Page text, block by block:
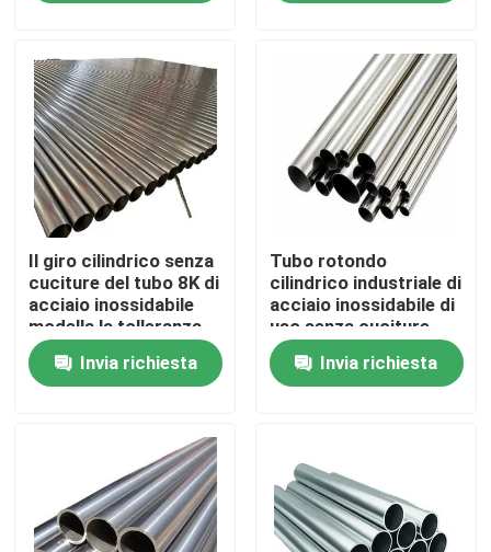
Contatti
Prodotti
Tubo rotondo di acciaio inossidabile
Tubo saldato di acciaio inossidabile
Tubo senza cuciture di acciaio inossidabile
Tubo di acciaio galvanizzato
Piatto dello strato di acciaio inossidabile
Il giro cilindrico senza
cuciture del tubo 8K di
acciaio inossidabile
modella la tolleranza
di ±1%
Invia richiesta
Tubo rotondo
cilindrico industriale di
acciaio inossidabile di
uso senza cuciture
Invia richiesta